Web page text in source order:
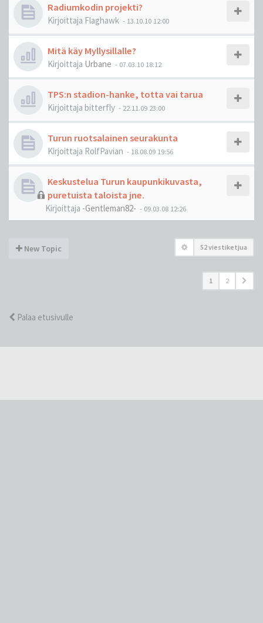
Radiumkodin projekti?
Kirjoittaja Flaghawk - 13.10.10 12:00
Mitä käy Myllysillalle?
Kirjoittaja Urbane - 07.03.10 18:12
TPS:n stadion-hanke, totta vai tarua
Kirjoittaja bitterfly - 22.11.09 23:00
Turun ruotsalainen seurakunta
Kirjoittaja RolfPavian - 18.08.09 19:56
Keskustelua Turun kaupunkikuvasta,
puretuista taloista jne.
Kirjoittaja -Gentleman82- - 09.03.08 12:26
New Topic 52 viestiketjua
1 2
Palaa etusivulle